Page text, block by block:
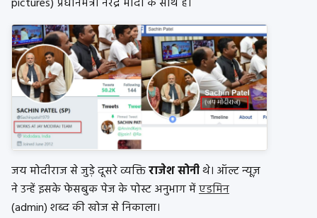
pictures) प्रधानमंत्री नरेंद्र मोदी के साथ है।
जय मोदीराज से जुड़े दूसरे व्यक्तिराजेश सोनीथे। ऑल्ट न्यूज़
ने उन्हें इसके फेसबुक पेज के पोस्ट अनुभाग मेंएडमिन
(admin) शब्द की खोज से निकाला।